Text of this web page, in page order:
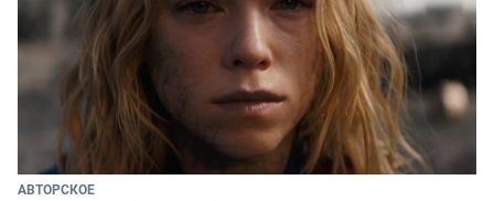
АВТОРСКОЕ